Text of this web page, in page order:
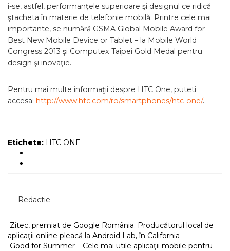
i-se, astfel, performanţele superioare şi designul ce ridică
ştacheta în materie de telefonie mobilă. Printre cele mai
importante, se numără GSMA Global Mobile Award for
Best New Mobile Device or Tablet – la Mobile World
Congress 2013 şi Computex Taipei Gold Medal pentru
design şi inovaţie.
Pentru mai multe informaţii despre HTC One, puteti
accesa: http://www.htc.com/ro/smartphones/htc-one/.
Etichete: HTC ONE
Redactie
Zitec, premiat de Google România. Producătorul local de
aplicaţii online pleacă la Android Lab, în California
Good for Summer – Cele mai utile aplicaţii mobile pentru